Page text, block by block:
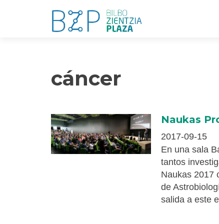
cáncer
Naukas
2017-09-15
En una sala
tantos
Naukas 2017
de
salida a este